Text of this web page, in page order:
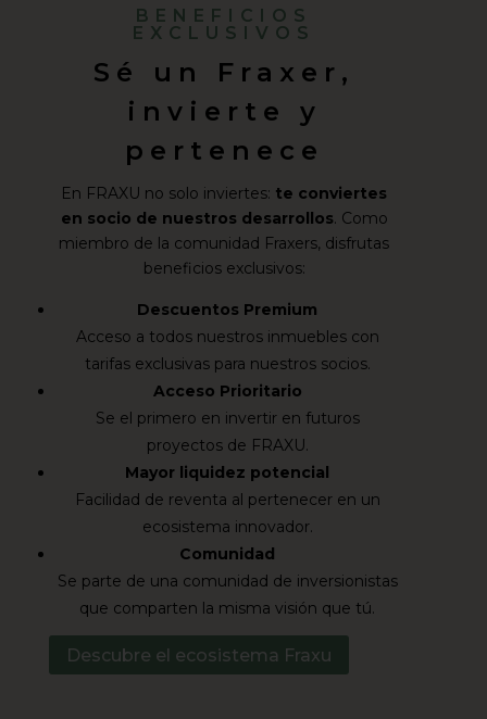
BENEFICIOS
EXCLUSIVOS
Sé un Fraxer,
invierte y
pertenece
En FRAXU no solo inviertes: te conviertes
en socio de nuestros desarrollos. Como
miembro de la comunidad Fraxers, disfrutas
beneficios exclusivos:
Descuentos Premium
Acceso a todos nuestros inmuebles con
tarifas exclusivas para nuestros socios.
Acceso Prioritario
Se el primero en invertir en futuros
proyectos de FRAXU.
Mayor liquidez potencial
Facilidad de reventa al pertenecer en un
ecosistema innovador.
Comunidad
Se parte de una comunidad de inversionistas
que comparten la misma visión que tú.
Descubre el ecosistema Fraxu